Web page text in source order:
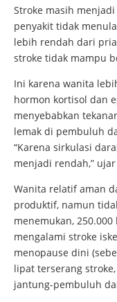
Stroke masih
penyakit tidak
lebih rendah dari
stroke tidak mampu
Ini karena wanita
hormon kortisol dan
menyebabkan
lemak di pembuluh
“Karena sirkulasi
menjadi rendah,” ujar
Wanita relatif aman
produktif, namun
menemukan,
mengalami stroke
menopause dini
lipat terserang
jantung-pembuluh